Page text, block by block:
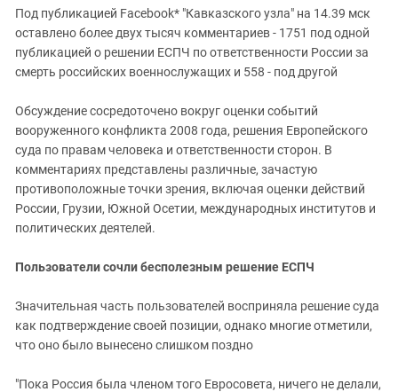
Под публикацией Facebook* "Кавказского узла" на 14.39 мск
оставлено более двух тысяч комментариев - 1751 под одной
публикацией о решении ЕСПЧ по ответственности России за
смерть российских военнослужащих и 558 - под другой
Обсуждение сосредоточено вокруг оценки событий
вооруженного конфликта 2008 года, решения Европейского
суда по правам человека и ответственности сторон. В
комментариях представлены различные, зачастую
противоположные точки зрения, включая оценки действий
России, Грузии, Южной Осетии, международных институтов и
политических деятелей.
Пользователи сочли бесполезным решение ЕСПЧ
Значительная часть пользователей восприняла решение суда
как подтверждение своей позиции, однако многие отметили,
что оно было вынесено слишком поздно
"Пока Россия была членом того Евросовета, ничего не делали,